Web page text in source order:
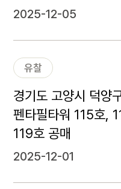
2025-12-05
유찰
경기도 고양시 덕양
펜타필타워 115호,
119호 공매
2025-12-01